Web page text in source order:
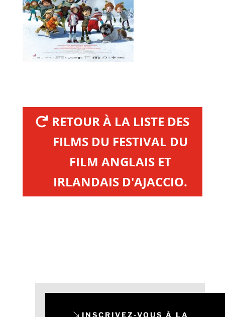
RETOUR À LA LISTE DES
FILMS DU FESTIVAL DU
FILM ANGLAIS ET
IRLANDAIS D'AJACCIO.
INSCRIVEZ-VOUS À LA